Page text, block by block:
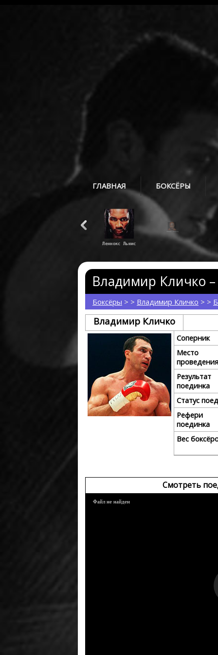
ГЛАВНАЯ БОКСЁРЫ
Эвандер Холифилд
Владимир Кличко
Боксёры > > Владимир Кличко > >
Владимир Кличко
Соперник
Место
проведения
Результат
поединка
Статус
Рефери
поединка
Вес
Смотреть
Файл не найден